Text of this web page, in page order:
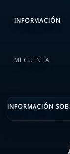
INFORMACIÓN
MI CUENTA
INFORMACIÓN